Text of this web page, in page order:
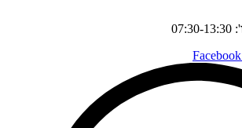
Facebook